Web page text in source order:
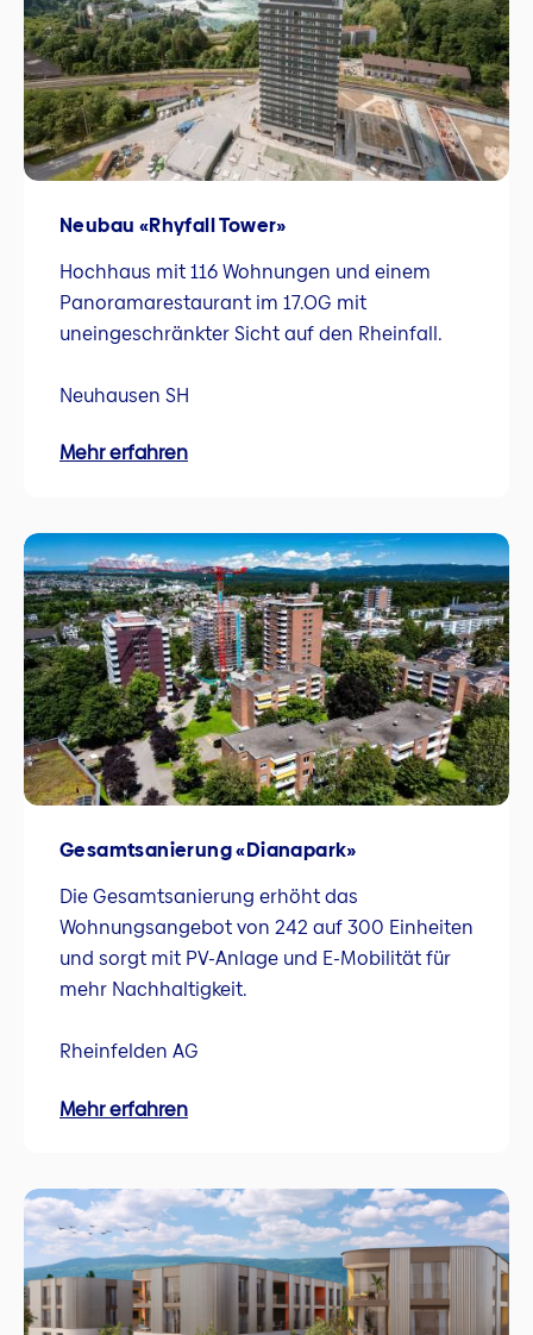
Neubau «Rhyfall Tower»
Hochhaus mit 116 Wohnungen und einem
Panoramarestaurant im 17.OG mit
uneingeschränkter Sicht auf den Rheinfall.
Neuhausen SH
Mehr erfahren
Gesamtsanierung «Dianapark»
Die Gesamtsanierung erhöht das
Wohnungsangebot von 242 auf 300 Einheiten
und sorgt mit PV-Anlage und E-Mobilität für
mehr Nachhaltigkeit.
Rheinfelden AG
Mehr erfahren